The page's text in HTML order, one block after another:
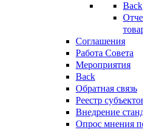
Back
Соглашения
Работа Совета
Мероприятия
Back
Обратная связь
Реестр
Внедрение
Опрос мнения